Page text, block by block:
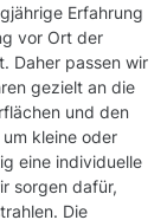
Erfahrung
vor Ort der
Daher passen wir
gezielt an die
und den
kleine oder
eine individuelle
sorgen dafür,
Die